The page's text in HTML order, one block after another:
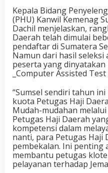
Kepala Bidang
(PHU) Kanwil Kemenag
Dachil menjelaskan,
Daerah telah dimulai
pendaftar di Sumatera
Namun dari hasil seleksi
peserta yang
_Computer Assisted
“Sumsel sendiri tahun
kuota Petugas Haji
Mudah-mudahan
Petugas Haji Daerah
kompetensi dalam
nanti, para Petugas Haji
pembekalan. Ini penting
membantu petugas
pelayanan terhadap